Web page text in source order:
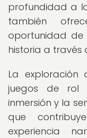
profundidad a
también
oportunidad de
historia a través
La exploración
juegos de rol
inmersión y la
que
experiencia